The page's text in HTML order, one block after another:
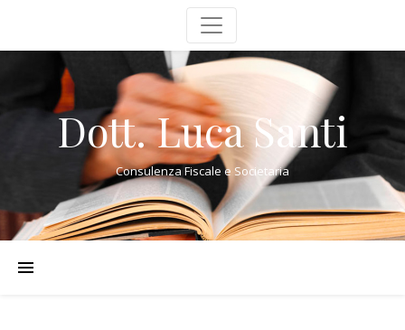
Dott. Luca Santi
Consulenza Fiscale e Societaria